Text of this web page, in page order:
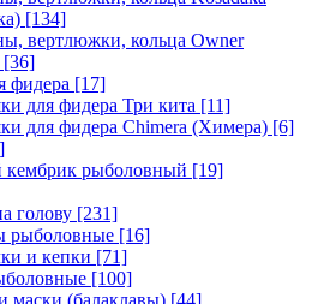
[134]
вертлюжки, кольца Owner
[36]
фидера [17]
для фидера Три кита [11]
для фидера Chimera (Химера) [6]
рыболовный [19]
голову [231]
рыболовные [16]
и кепки [71]
[100]